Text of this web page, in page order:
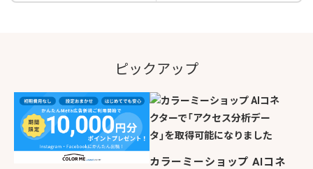
ピックアップ
カラーミーショップ AIコネ